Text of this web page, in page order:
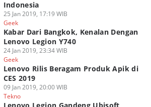
Indonesia
25 Jan 2019, 17:19 WIB
Geek
Kabar Dari Bangkok, Kenalan Dengan
Lenovo Legion Y740
24 Jan 2019, 23:34 WIB
Geek
Lenovo Rilis Beragam Produk Apik di
CES 2019
09 Jan 2019, 20:00 WIB
Tekno